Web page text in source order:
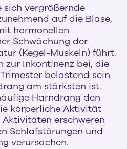
sich vergrößernde
auf die Blase,
hormonellen
Schwächung der
(Kegel-Muskeln) führt.
zur Inkontinenz bei, die
belastend sein
am stärksten ist.
Harndrang den
körperliche Aktivität
erschweren
Schlafstörungen und
verursachen.